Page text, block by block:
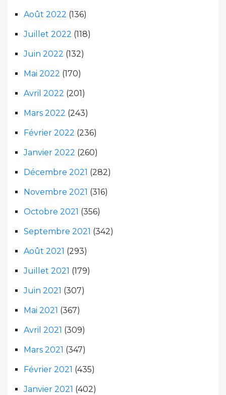
Août 2022 (136)
Juillet 2022 (118)
Juin 2022 (132)
Mai 2022 (170)
Avril 2022 (201)
Mars 2022 (243)
Février 2022 (236)
Janvier 2022 (260)
Décembre 2021 (282)
Novembre 2021 (316)
Octobre 2021 (356)
Septembre 2021 (342)
Août 2021 (293)
Juillet 2021 (179)
Juin 2021 (307)
Mai 2021 (367)
Avril 2021 (309)
Mars 2021 (347)
Février 2021 (435)
Janvier 2021 (402)